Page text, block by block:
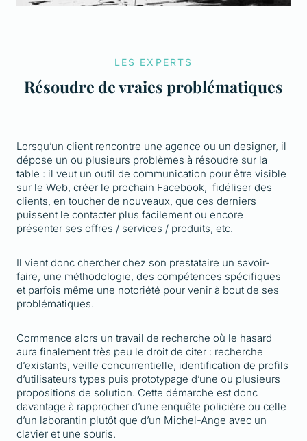
LES EXPERTS
Résoudre de vraies problématiques
Lorsqu’un client rencontre une agence ou un designer, il
dépose un ou plusieurs problèmes à résoudre sur la
table : il veut un outil de communication pour être visible
sur le Web, créer le prochain Facebook, fidéliser des
clients, en toucher de nouveaux, que ces derniers
puissent le contacter plus facilement ou encore
présenter ses offres / services / produits, etc.
Il vient donc chercher chez son prestataire un savoir-
faire, une méthodologie, des compétences spécifiques
et parfois même une notoriété pour venir à bout de ses
problématiques.
Commence alors un travail de recherche où le hasard
aura finalement très peu le droit de citer : recherche
d’existants, veille concurrentielle, identification de profils
d’utilisateurs types puis prototypage d’une ou plusieurs
propositions de solution. Cette démarche est donc
davantage à rapprocher d’une enquête policière ou celle
d’un laborantin plutôt que d’un Michel-Ange avec un
clavier et une souris.